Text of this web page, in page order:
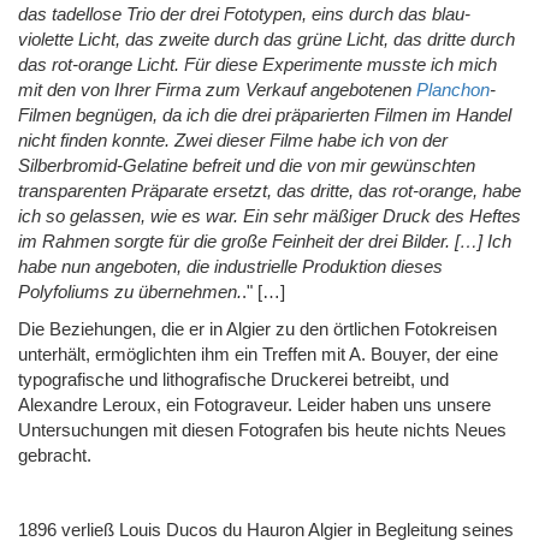
das tadellose Trio der drei Fototypen, eins durch das blau-
violette Licht, das zweite durch das grüne Licht, das dritte durch
das rot-orange Licht. Für diese Experimente musste ich mich
mit den von Ihrer Firma zum Verkauf angebotenen Planchon-
Filmen begnügen, da ich die drei präparierten Filmen im Handel
nicht finden konnte. Zwei dieser Filme habe ich von der
Silberbromid-Gelatine befreit und die von mir gewünschten
transparenten Präparate ersetzt, das dritte, das rot-orange, habe
ich so gelassen, wie es war. Ein sehr mäßiger Druck des Heftes
im Rahmen sorgte für die große Feinheit der drei Bilder. […] Ich
habe nun angeboten, die industrielle Produktion dieses
Polyfoliums zu übernehmen.." […]
Die Beziehungen, die er in Algier zu den örtlichen Fotokreisen
unterhält, ermöglichten ihm ein Treffen mit A. Bouyer, der eine
typografische und lithografische Druckerei betreibt, und
Alexandre Leroux, ein Fotograveur. Leider haben uns unsere
Untersuchungen mit diesen Fotografen bis heute nichts Neues
gebracht.
1896 verließ Louis Ducos du Hauron Algier in Begleitung seines